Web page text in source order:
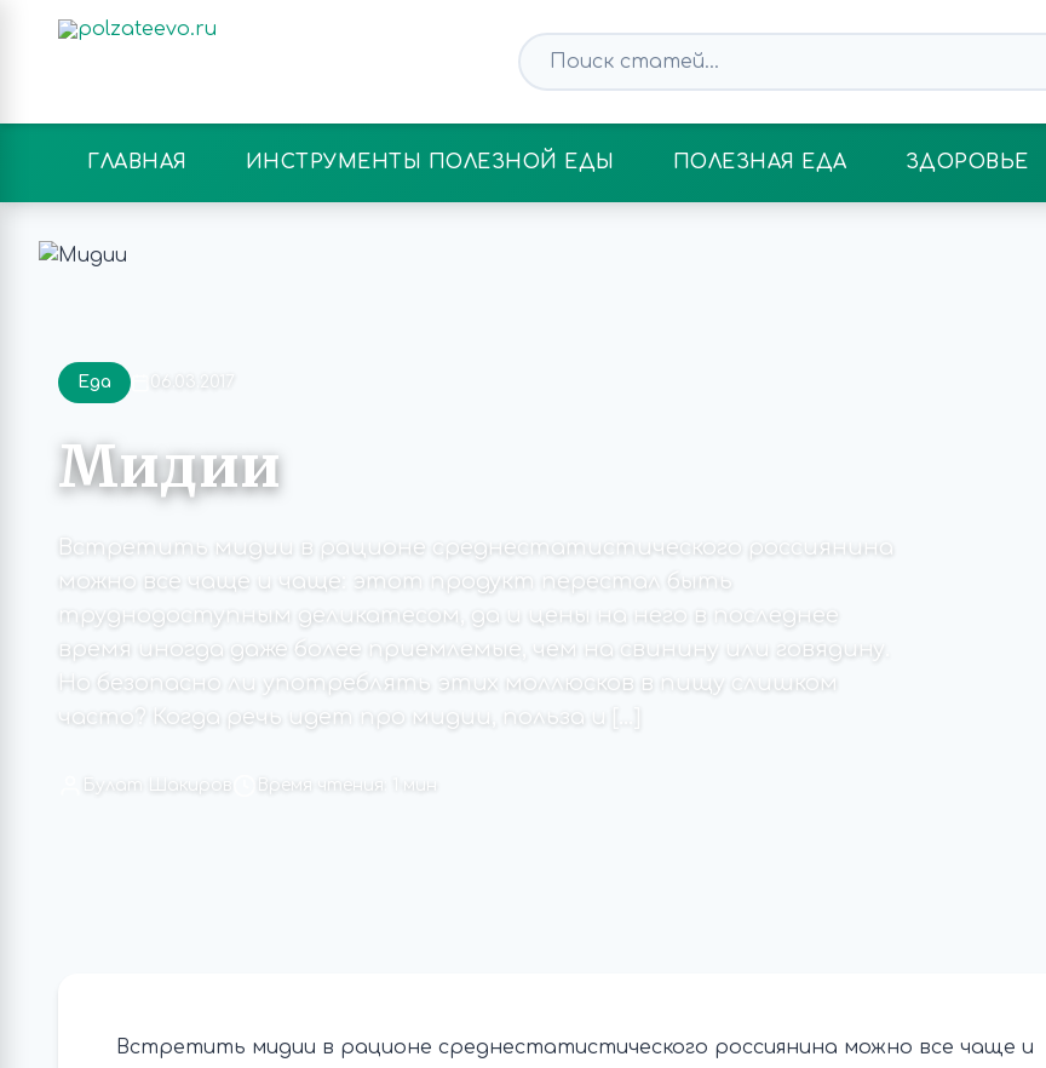
ГЛАВНАЯ ИНСТРУМЕНТЫ ПОЛЕЗНОЙ ЕДЫ ПОЛЕЗНАЯ ЕДА ЗДОРОВЬЕ
Еда 06.03.2017
Мидии
Встретить мидии в рационе среднестатистического россиянина
можно все чаще и чаще: этот продукт перестал быть
труднодоступным деликатесом, да и цены на него в последнее
время иногда даже более приемлемые, чем на свинину или говядину.
Но безопасно ли употреблять этих моллюсков в пищу слишком
часто? Когда речь идет про мидии, польза и […]
Булат Шакиров Время чтения: 1 мин
Встретить мидии в рационе среднестатистического россиянина можно все чаще и